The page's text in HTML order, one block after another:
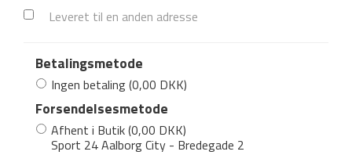
Leveret til en anden adresse
Betalingsmetode
Ingen betaling(0,00 DKK)
Forsendelsesmetode
Afhent i Butik(0,00 DKK)
Sport 24 Aalborg City - Bredegade 2